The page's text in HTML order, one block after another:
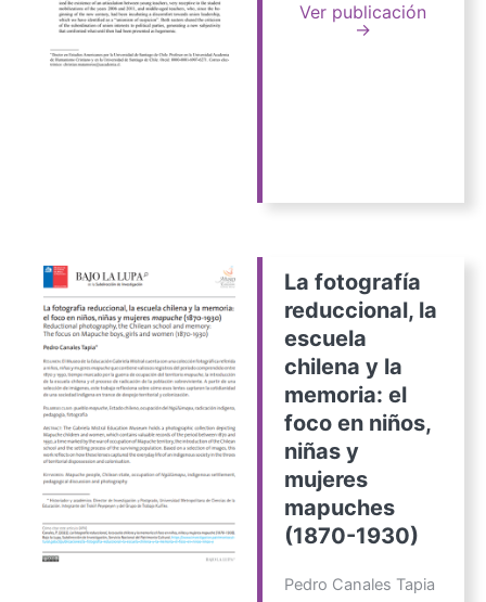
Ver publicación
→
La fotografía
reduccional, la
escuela
chilena y la
memoria: el
foco en niños,
niñas y
mujeres
mapuches
(1870-1930)
Pedro Canales Tapia